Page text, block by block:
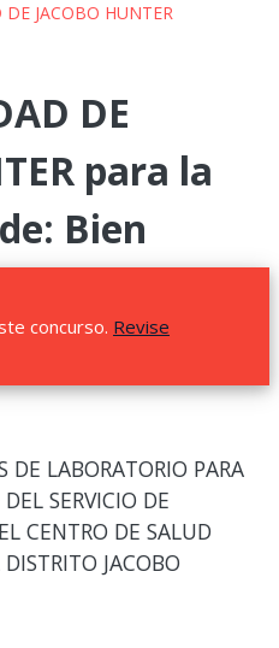
JACOBO HUNTER
DE
para la
Bien
concurso. Revise
DE LABORATORIO PARA
SERVICIO DE
CENTRO DE SALUD
DISTRITO JACOBO